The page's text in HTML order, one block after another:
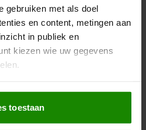
gebruiken met als doel
en content, metingen aan
in publiek en
kiezen wie uw gegevens
ook graag:
over uw geografische
meter nauwkeurig kan zijn
toestaan